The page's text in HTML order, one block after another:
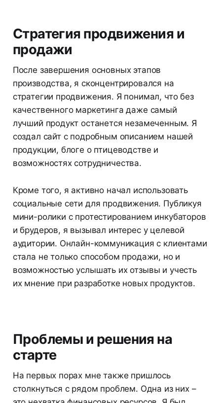
Стратегия продвижения и
продажи
После завершения основных этапов
производства, я сконцентрировался на
стратегии продвижения. Я понимал, что без
качественного маркетинга даже самый
лучший продукт останется незамеченным. Я
создал сайт с подробным описанием нашей
продукции, блоге о птицеводстве и
возможностях сотрудничества.
Кроме того, я активно начал использовать
социальные сети для продвижения. Публикуя
мини-ролики с протестированием инкубаторов
и брудеров, я вызывал интерес у целевой
аудитории. Онлайн-коммуникация с клиентами
стала не только способом продажи, но и
возможностью услышать их отзывы и учесть
их мнение при разработке новых продуктов.
Проблемы и решения на
старте
На первых порах мне также пришлось
столкнуться с рядом проблем. Одна из них –